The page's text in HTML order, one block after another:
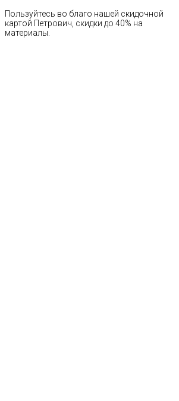
Пользуйтесь во благо нашей скидочной
картой Петрович, скидки до 40% на
материалы.